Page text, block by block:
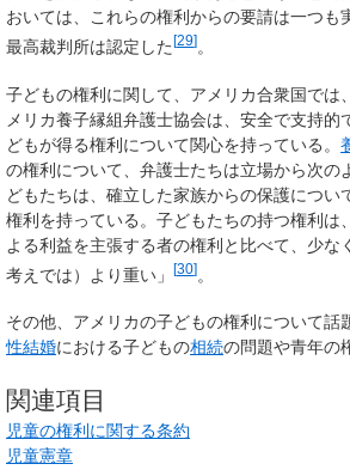
おいては、これらの権利からの要請は一つも
最高裁判所は認定した [29] 。
子どもの権利に関して、アメリカ合衆国では
メリカ養子縁組弁護士協会は、安全で支持的
どもが得る権利について関心を持っている。
の権利について、弁護士たちは立場から次の
どもたちは、確立した家族からの保護につい
権利を持っている。子どもたちの持つ権利は
よる利益を主張する者の権利と比べて、少な
考えでは）より重い」
[30]。
その他、アメリカの子どもの権利について話
性結婚における子どもの相続の問題や青年の
関連項目
児童の権利に関する条約
児童憲章